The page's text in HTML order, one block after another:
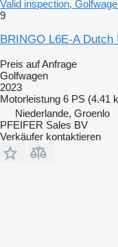
Valid inspection,
9
BRINGO L6E-A
Preis auf Anfrage
Golfwagen
2023
Motorleistung 6 PS (4.41
Niederlande, Groenlo
PFEIFER Sales BV
Verkäufer kontaktieren